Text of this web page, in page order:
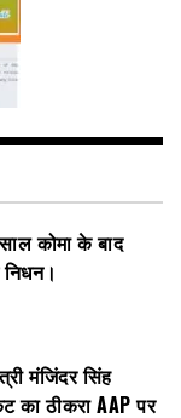
कोमा के बाद
मंजिंदर सिंह
का ठीकरा AAP पर